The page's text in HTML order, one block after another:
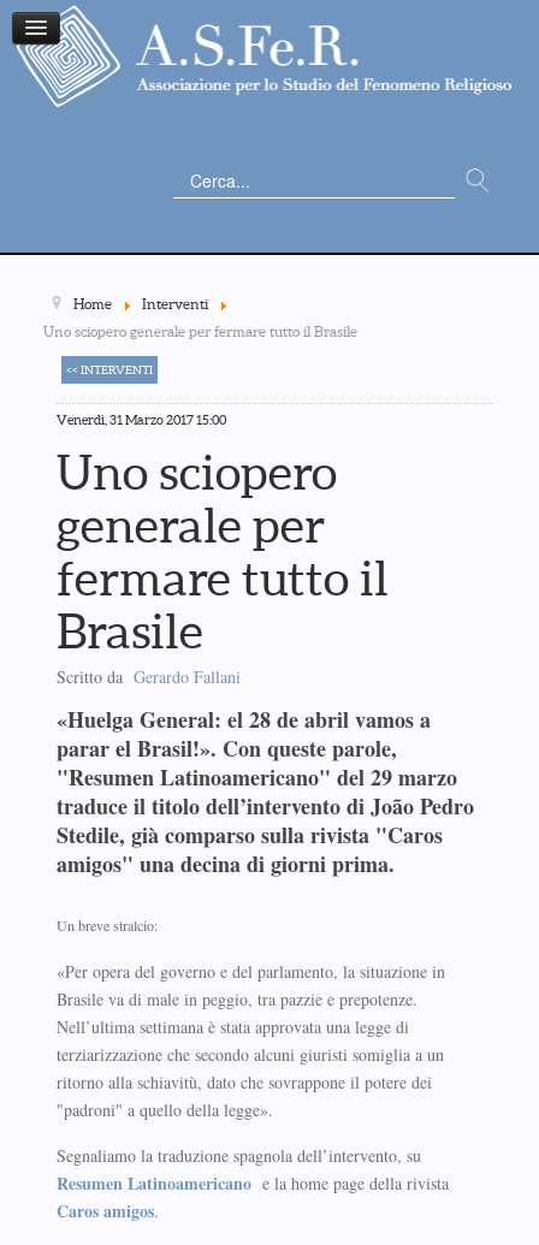
Cerca...
Home
Interventi
Uno sciopero generale per fermare tutto il Brasile
<< INTERVENTI
Venerdì, 31 Marzo 2017 15:00
Uno sciopero
generale per
fermare tutto il
Brasile
Scritto da Gerardo Fallani
«Huelga General: el 28 de abril vamos a
parar el Brasil!». Con queste parole,
"Resumen Latinoamericano" del 29 marzo
traduce il titolo dell’intervento di João Pedro
Stedile, già comparso sulla rivista "Caros
amigos" una decina di giorni prima.
Un breve stralcio:
«Per opera del governo e del parlamento, la situazione in
Brasile va di male in peggio, tra pazzie e prepotenze.
Nell’ultima settimana è stata approvata una legge di
terziarizzazione che secondo alcuni giuristi somiglia a un
ritorno alla schiavitù, dato che sovrappone il potere dei
"padroni" a quello della legge».
Segnaliamo la traduzione spagnola dell’intervento, su
Resumen Latinoamericanoe la home page della rivista
Caros amigos.